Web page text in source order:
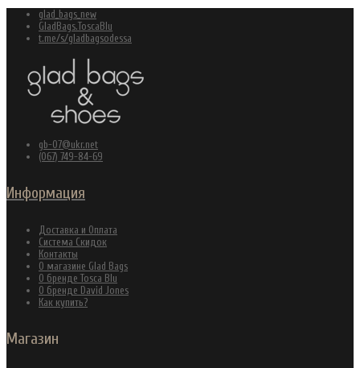
glad_bags_new
GladBags.ToscaBlu
t.me/s/gladbagsodessa
gb-07@ukr.net
(067) 749-84-69
Информация
Доставка и Оплата
Система Скидок
Контакты
О магазине Glad Bags
О бренде Tosca Blu
О бренде David Jones
Как купить?
Магазин